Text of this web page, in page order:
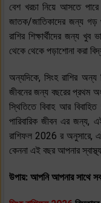
বেশ খরচা নিয়ে আসতে
জাতক/জাতিকাদের জন্য গড়
রাশির শিক্ষার্থীদের জন্য
থেকে থেকে পড়াশোনা করা
অন্যদিকে, সিংহ রাশির অন্য
জীবনের জন্য বছরের প্রথম
স্থিতিতে বিবাহ আর
পারিবারিক জীবন এর জন্য,
রাশিফল 2026 র অনুসারে, এই
কেননা এই বছর আপনার
উপায়: আপনি আপনার সাথে